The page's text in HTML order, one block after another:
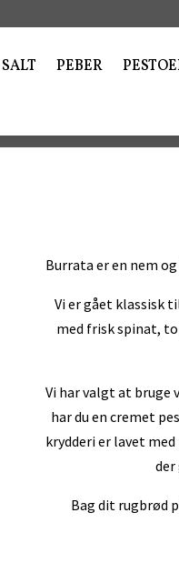
SALT PEBER
Burrata er en nem
Vi er gået klassisk
med frisk spinat,
Vi har valgt at bruge
har du en cremet
krydderi er lavet
Bag dit rugbrød